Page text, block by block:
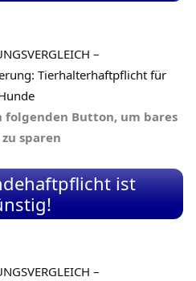
–
: Tierhalterhaftpflicht für
folgenden Button, um bares
sparen
ist
–